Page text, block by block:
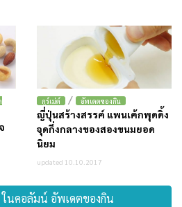
กูร์เม่ต์ / อัพเดตของกิน
ญี่ปุ่นสร้างสรรค์ แพนเค้กพุดดิ้ง
จุดกึ่งกลางของสองขนมยอด
นิยม
updated 10.10.2017
นคอลัมน์ อัพเดตของกิน